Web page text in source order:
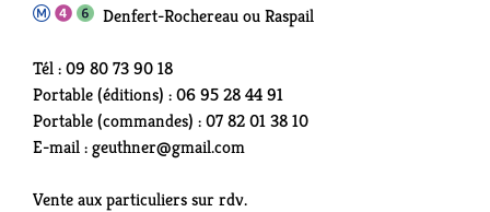
Denfert-Rochereau ou Raspail
Tél : 09 80 73 90 18
Portable (éditions) : 06 95 28 44 91
Portable (commandes) : 07 82 01 38 10
E-mail : geuthner@gmail.com
Vente aux particuliers sur rdv.